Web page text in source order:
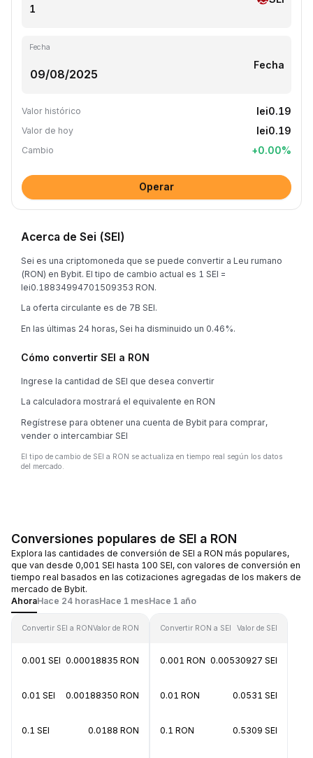
Fecha
Fecha
Valor histórico lei0.19
Valor de hoy lei0.19
Cambio +0.00%
Operar
Acerca de Sei (SEI)
Sei es una criptomoneda que se puede convertir a Leu rumano
(RON) en Bybit. El tipo de cambio actual es 1 SEI =
lei0.18834994701509353 RON.
La oferta circulante es de 7B SEI.
En las últimas 24 horas, Sei ha disminuido un 0.46%.
Cómo convertir SEI a RON
Ingrese la cantidad de SEI que desea convertir
La calculadora mostrará el equivalente en RON
Regístrese para obtener una cuenta de Bybit para comprar,
vender o intercambiar SEI
El tipo de cambio de SEI a RON se actualiza en tiempo real según los datos
del mercado.
Conversiones populares de SEI a RON
Explora las cantidades de conversión de SEI a RON más populares,
que van desde 0,001 SEI hasta 100 SEI, con valores de conversión en
tiempo real basados en las cotizaciones agregadas de los makers de
mercado de Bybit.
AhoraHace 24 horasHace 1 mesHace 1 año
Convertir SEI a RONValor de RON
0.001 SEI 0.00018835 RON
0.01 SEI 0.00188350 RON
0.1 SEI 0.0188 RON
Convertir RON a SEI Valor de SEI
0.001 RON 0.00530927 SEI
0.01 RON 0.0531 SEI
0.1 RON 0.5309 SEI